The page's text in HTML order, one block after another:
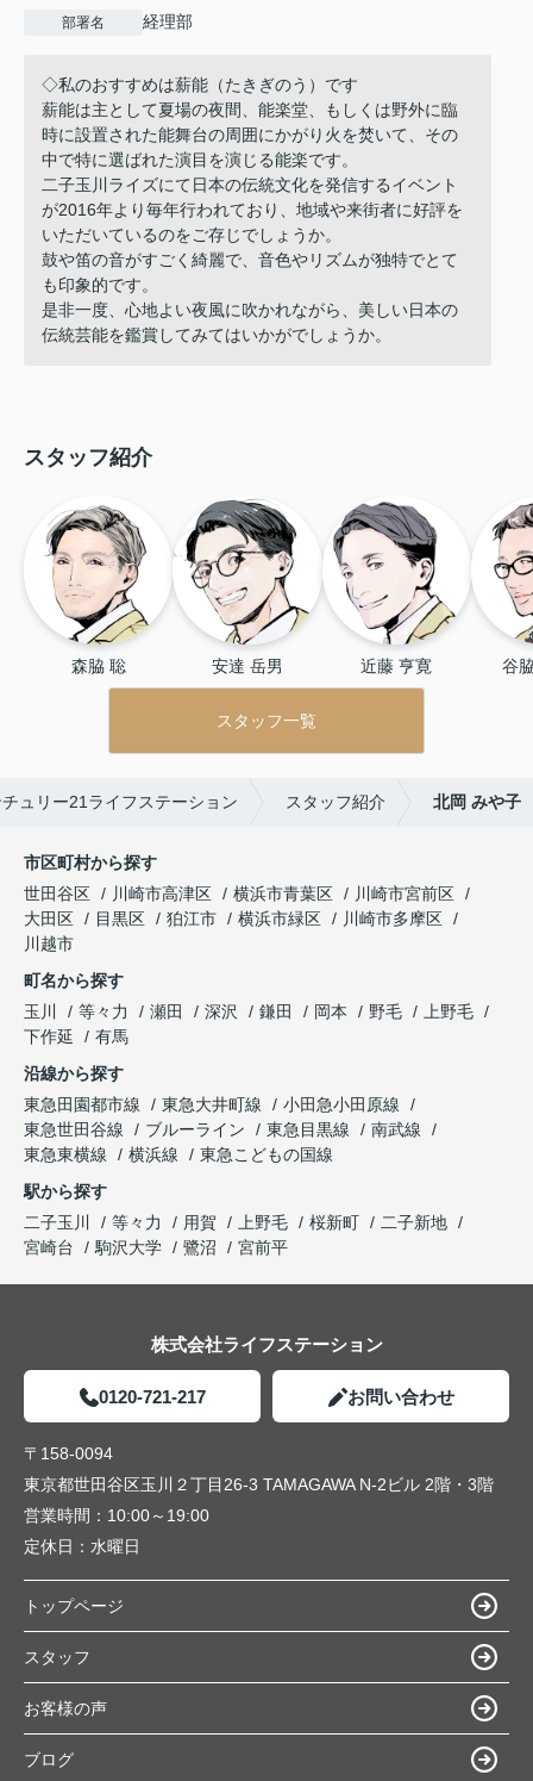
部署名 経理部
◇私のおすすめは薪能（たきぎのう）です
薪能は主として夏場の夜間、能楽堂、もしくは野外に臨
時に設置された能舞台の周囲にかがり火を焚いて、その
中で特に選ばれた演目を演じる能楽です。
二子玉川ライズにて日本の伝統文化を発信するイベント
が2016年より毎年行われており、地域や来街者に好評を
いただいているのをご存じでしょうか。
鼓や笛の音がすごく綺麗で、音色やリズムが独特でとて
も印象的です。
是非一度、心地よい夜風に吹かれながら、美しい日本の
伝統芸能を鑑賞してみてはいかがでしょうか。
スタッフ紹介
森脇 聡 安達 岳男 近藤 亨寛 谷
スタッフ一覧
ュリー21ライフステーション スタッフ紹介 北岡 みや子
市区町村から探す
世田谷区
川崎市高津区 横浜市青葉区
川崎市宮前区
大田区
目黒区 狛江市 横浜市緑区
川崎市多摩区
川越市
町名から探す
玉川
等々力 瀬田 深沢 鎌田 岡本 野毛
上野毛
下作延
有馬
沿線から探す
東急田園都市線
東急大井町線
小田急小田原線
東急世田谷線
ブルーライン 東急目黒線
南武線
東急東横線
横浜線
東急こどもの国線
駅から探す
二子玉川
等々力 用賀 上野毛 桜新町
二子新地
宮崎台
駒沢大学 鷺沼 宮前平
株式会社ライフステーション
0120-721-217 お問い合わせ
〒158-0094
東京都世田谷区玉川２丁目26-3 TAMAGAWA N-2ビル 2階・3階
営業時間： 10:00～19:00
定休日： 水曜日
トップページ
スタッフ
お客様の声
ブログ